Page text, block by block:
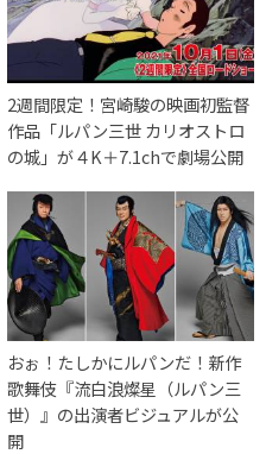
2週間限定！宮崎駿の映画初監督
作品「ルパン三世 カリオストロ
の城」が４K＋7.1chで劇場公開
おぉ！たしかにルパンだ！新作
歌舞伎『流白浪燦星（ルパン三
世）』の出演者ビジュアルが公
開